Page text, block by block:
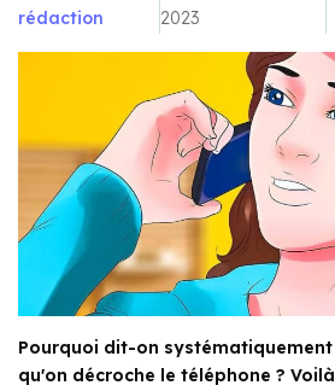
rédaction
2023
Pourquoi dit-on
qu'on décroche le téléphone ?